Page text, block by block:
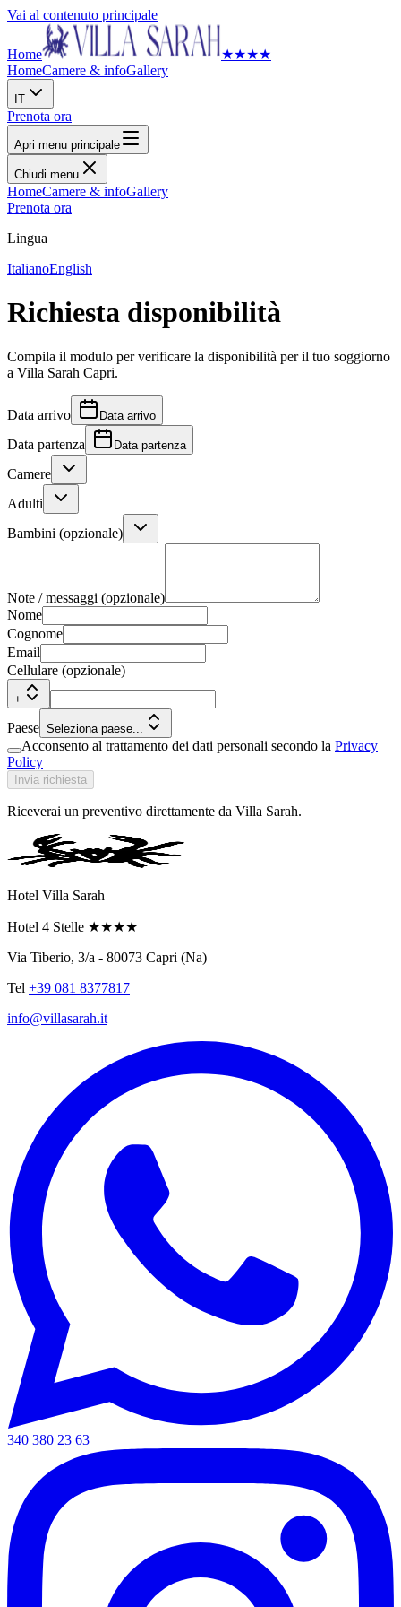
Vai al contenuto principale
Home ★★★★
HomeCamere & infoGallery
IT
Prenota ora
Apri menu principale
Chiudi menu
HomeCamere & infoGallery
Prenota ora
Lingua
ItalianoEnglish
Richiesta disponibilità
Compila il modulo per verificare la disponibilità per il tuo soggiorno
a Villa Sarah Capri.
Data arrivo Data arrivo
Data partenza Data partenza
Camere
Adulti
Bambini (opzionale)
Note / messaggi (opzionale)
Nome
Cognome
Email
Cellulare (opzionale)
+
Paese Seleziona paese...
Acconsento al trattamento dei dati personali secondo la Privacy
Policy
Invia richiesta
Riceverai un preventivo direttamente da Villa Sarah.
Hotel Villa Sarah
Hotel 4 Stelle ★★★★
Via Tiberio, 3/a - 80073 Capri (Na)
Tel +39 081 8377817
info@villasarah.it
340 380 23 63